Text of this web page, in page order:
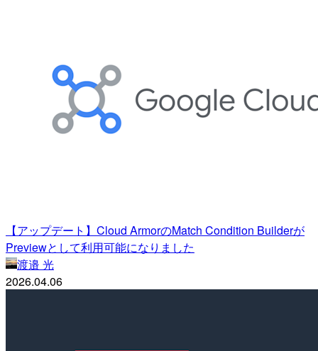
【アップデート】Cloud ArmorのMatch Condition Builderが
Previewとして利用可能になりました
渡邉 光
2026.04.06